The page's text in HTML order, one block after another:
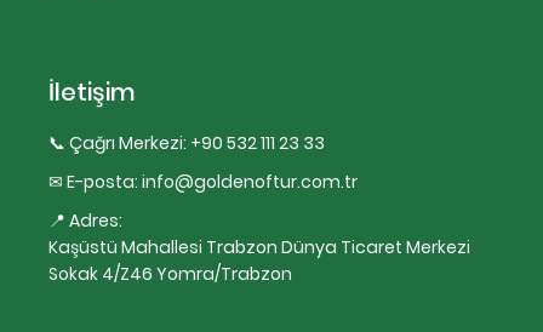
İletişim
📞 Çağrı Merkezi: +90 532 111 23 33
✉ E-posta: info@goldenoftur.com.tr
📍 Adres:
Kaşüstü Mahallesi Trabzon Dünya Ticaret Merkezi
Sokak 4/Z46 Yomra/Trabzon